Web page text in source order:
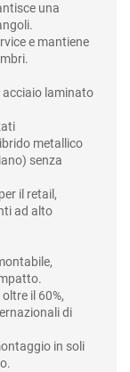
una
e mantiene
laminato
metallico
senza
il retail,
ad alto
il 60%,
di
in soli